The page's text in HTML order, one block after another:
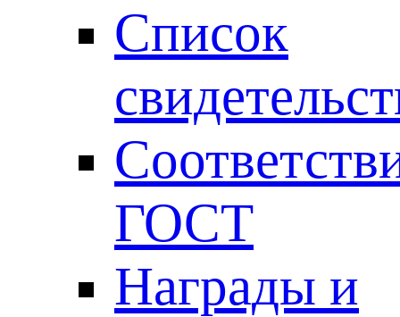
Список
ГОСТ
Награды и